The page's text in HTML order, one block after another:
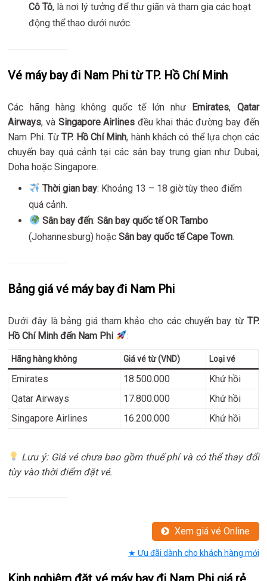
Cô Tô, là nơi lý tưởng để thư giãn và tham gia các hoạt
động thể thao dưới nước.
Vé máy bay đi Nam Phi từ TP. Hồ Chí Minh
Các hãng hàng không quốc tế lớn như Emirates, Qatar
Airways, và Singapore Airlines đều khai thác đường bay đến
Nam Phi. TừTP. Hồ Chí Minh, hành khách có thể lựa chọn các
chuyến bay quá cảnh tại các sân bay trung gian như Dubai,
Doha hoặc Singapore.
Thời gian bay: Khoảng 13 – 18 giờ tùy theo điểm
quá cảnh.
Sân bay đến: Sân bay quốc tế OR Tambo
(Johannesburg) hoặcSân bay quốc tế Cape Town.
Bảng giá vé máy bay đi Nam Phi
Dưới đây là bảng giá tham khảo cho các chuyến bay từ TP.
Hồ Chí Minh đến Nam Phi
:
Hãng hàng không Giá vé từ (VND) Loại vé
Emirates 18.500.000
Khứ hồi
Qatar Airways
17.800.000
Khứ hồi
Singapore Airlines
16.200.000 Khứ hồi
Lưu ý: Giá vé chưa bao gồm thuế phí và có thể thay đổi
tùy vào thời điểm đặt vé.
Xem giá vé Online
★ Ưu đãi dành cho khách hàng mới